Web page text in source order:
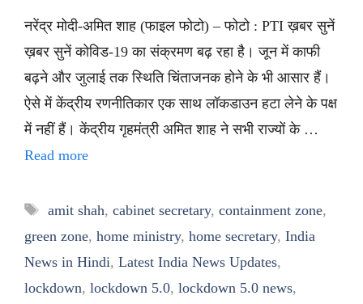
नरेंद्र मोदी-अमित शाह (फाइल फोटो) – फोटो : PTI ख़बर सुनें
ख़बर सुनें कोविड-19 का संक्रमण बढ़ रहा है। जून में काफी
बढ़ने और जुलाई तक स्थिति चिंताजनक होने के भी आसार हैं।
ऐसे में केंद्रीय रणनीतिकार एक साथ लॉकडाउन हटा लेने के पक्ष
में नहीं हैं। केंद्रीय गृहमंत्री अमित शाह ने सभी राज्यों के …
Read more
Tags
amit shah, cabinet secretary, containment zone,
green zone, home ministry, home secretary, India
News in Hindi, Latest India News Updates,
lockdown, lockdown 5.0, lockdown 5.0 news,